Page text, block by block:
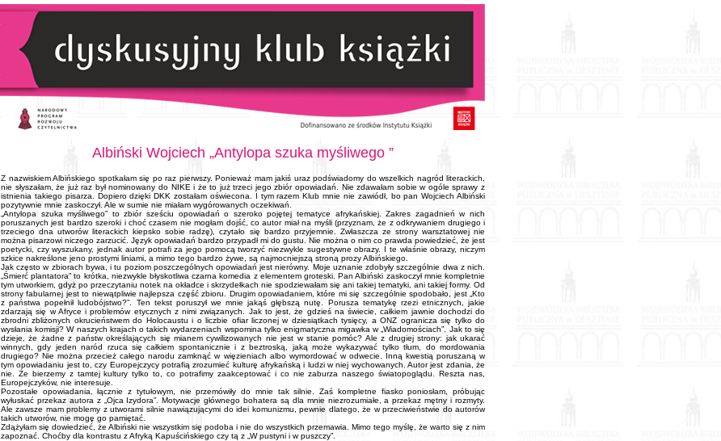
Albiński Wojciech „Antylopa szuka myśliwego ”
Z nazwiskiem Albińskiego spotkałam się po raz pierwszy. Ponieważ mam jakiś uraz podświadomy do wszelkich nagród literackich,
nie słyszałam, że już raz był nominowany do NIKE i że to już trzeci jego zbiór opowiadań. Nie zdawałam sobie w ogóle sprawy z
istnienia takiego pisarza. Dopiero dzięki DKK zostałam oświecona. I tym razem Klub mnie nie zawiódł, bo pan Wojciech Albiński
pozytywnie mnie zaskoczył. Ale w sumie nie miałam wygórowanych oczekiwań.
„Antylopa szuka myśliwego” to zbiór sześciu opowiadań o szeroko pojętej tematyce afrykańskiej. Zakres zagadnień w nich
poruszanych jest bardzo szeroki i choć czasem nie mogłam dojść, co autor miał na myśli (przyznam, że z odkrywaniem drugiego i
trzeciego dna utworów literackich kiepsko sobie radzę), czytało się bardzo przyjemnie. Zwłaszcza ze strony warsztatowej nie
można pisarzowi niczego zarzucić. Język opowiadań bardzo przypadł mi do gustu. Nie można o nim co prawda powiedzieć, że jest
poetycki, czy wyszukany, jednak autor potrafi za jego pomocą tworzyć niezwykle sugestywne obrazy. I te właśnie obrazy, niczym
szkice nakreślone jeno prostymi liniami, a mimo tego bardzo żywe, są najmocniejszą stroną prozy Albińskiego.
Jak często w zbiorach bywa, i tu poziom poszczególnych opowiadań jest nierówny. Moje uznanie zdobyły szczególnie dwa z nich.
„Śmierć plantatora” to krótka, niezwykle błyskotliwa czarna komedia z elementem groteski. Pan Albiński zaskoczył mnie kompletnie
tym utworkiem, gdyż po przeczytaniu notek na okładce i skrzydełkach nie spodziewałam się ani takiej tematyki, ani takiej formy. Od
strony fabularnej jest to niewątpliwie najlepsza część zbioru. Drugim opowiadaniem, które mi się szczególnie spodobało, jest „Kto
z państwa popełnił ludobójstwo?”. Ten tekst poruszył we mnie jakąś głębszą nutę. Porusza tematykę rzezi etnicznych, jakie
zdarzają się w Afryce i problemów etycznych z nimi związanych. Jak to jest, że gdzieś na świecie, całkiem jawnie dochodzi do
zbrodni zbliżonych okrucieństwem do Holocaustu i o liczbie ofiar liczonej w dziesiątkach tysięcy, a ONZ ogranicza się tylko do
wysłania komisji? W naszych krajach o takich wydarzeniach wspomina tylko enigmatyczna migawka w „Wiadomościach”. Jak to się
dzieje, że żadne z państw określających się mianem cywilizowanych nie jest w stanie pomóc? Ale z drugiej strony: jak ukarać
winnych, gdy jeden naród rzuca się całkiem spontanicznie i z beztroską, jaką może wykazywać tylko tłum, do mordowania
drugiego? Nie można przecież całego narodu zamknąć w więzieniach albo wymordować w odwecie. Inną kwestią poruszaną w
tym opowiadaniu jest to, czy Europejczycy potrafią zrozumieć kulturę afrykańską i ludzi w niej wychowanych. Autor jest zdania, że
nie. Że bierzemy z tamtej kultury tylko to, co potrafimy zaakceptować i co nie zaburza naszego światopoglądu. Reszta nas,
Europejczyków, nie interesuje.
Pozostałe opowiadania, łącznie z tytułowym, nie przemówiły do mnie tak silnie. Zaś kompletne fiasko poniosłam, próbując
wyłuskać przekaz autora z „Ojca Izydora”. Motywacje głównego bohatera są dla mnie niezrozumiałe, a przekaz mętny i rozmyty.
Ale zawsze mam problemy z utworami silnie nawiązującymi do idei komunizmu, pewnie dlatego, że w przeciwieństwie do autorów
takich utworów, nie mogę go pamiętać.
Zdążyłam się dowiedzieć, że Albiński nie wszystkim się podoba i nie do wszystkich przemawia. Mimo tego myślę, że warto się z nim
zapoznać. Choćby dla kontrastu z Afryką Kapuścińskiego czy tą z „W pustyni i w puszczy”.